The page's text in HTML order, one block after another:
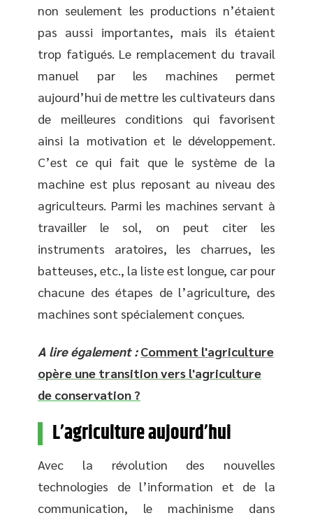
non seulement les productions n’étaient
pas aussi importantes, mais ils étaient
trop fatigués. Le remplacement du travail
manuel par les machines permet
aujourd’hui de mettre les cultivateurs dans
de meilleures conditions qui favorisent
ainsi la motivation et le développement.
C’est ce qui fait que le système de la
machine est plus reposant au niveau des
agriculteurs. Parmi les machines servant à
travailler le sol, on peut citer les
instruments aratoires, les charrues, les
batteuses, etc., la liste est longue, car pour
chacune des étapes de l’agriculture, des
machines sont spécialement conçues.
A lire également : Comment l'agriculture
opère une transition vers l'agriculture
de conservation ?
L’agriculture aujourd’hui
Avec la révolution des nouvelles
technologies de l’information et de la
communication, le machinisme dans